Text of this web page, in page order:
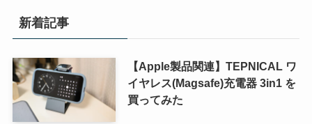
新着記事
【Apple製品関連】TEPNICAL ワ
イヤレス(Magsafe)充電器 3in1 を
買ってみた